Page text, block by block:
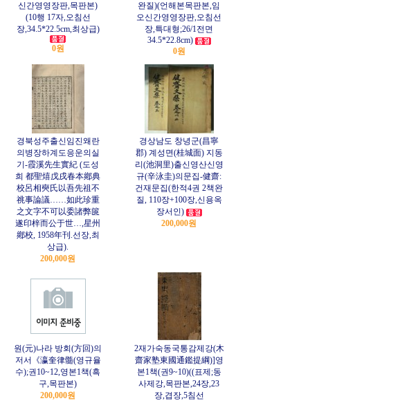
신간영영장판,목판본)
(10행 17자,오침선
장,34.5*22.5cm,최상급)
0원
완질)(언해본목판본,임
오신간영영장판,오침선
장,특대형;26/1전면
34.5*22.8cm)
0원
경북성주출신임진왜란
의병장하계도응운의실
기-霞溪先生實紀 (도성
희 都聖熺戊戌春本鄕典
校呂相奭氏以吾先祖不
祧事論議……如此珍重
之文字不可以委諸弊篋
遂印梓而公于世…,星州
鄕校, 1958年刊.선장,최
상급).
200,000원
경상남도 창녕군(昌寧
郡) 계성면(桂城面) 지동
리(池洞里)출신영산신영
규(辛泳圭)의문집-健齋:
건재문집(한적4권 2책완
질, 110장+100장,신용옥
장서인)
200,000원
원(元)나라 방회(方回)의
저서《瀛奎律髓(영규율
수);권10~12,영본1책(흑
구,목판본)
200,000원
2재가숙동국통감제강(木
齋家塾東國通鑑提綱)]영
본1책(권9~10)((표제;동
사제강,목판본,24장,23
장,겹장,5침선